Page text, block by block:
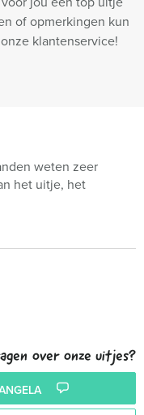
of opmerkingen kun
klantenservice!
weten zeer
het uitje, het
over onze uitjes?